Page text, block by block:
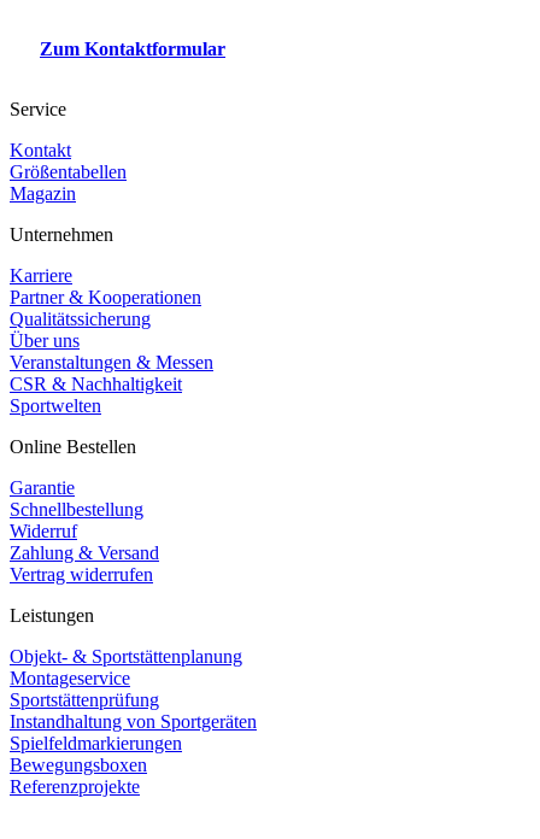
Zum Kontaktformular
Service
Kontakt
Größentabellen
Magazin
Unternehmen
Karriere
Partner & Kooperationen
Qualitätssicherung
Über uns
Veranstaltungen & Messen
CSR & Nachhaltigkeit
Sportwelten
Online Bestellen
Garantie
Schnellbestellung
Widerruf
Zahlung & Versand
Vertrag widerrufen
Leistungen
Objekt- & Sportstättenplanung
Montageservice
Sportstättenprüfung
Instandhaltung von Sportgeräten
Spielfeldmarkierungen
Bewegungsboxen
Referenzprojekte